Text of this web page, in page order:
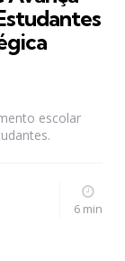
escolar
6 min